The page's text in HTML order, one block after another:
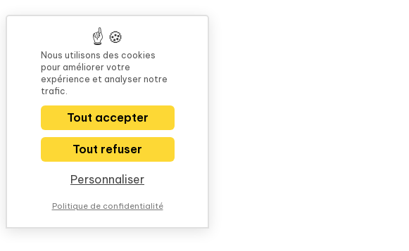
Nous utilisons des cookies
pour améliorer votre
expérience et analyser notre
trafic.
Tout accepter
Tout refuser
Personnaliser
Politique de confidentialité